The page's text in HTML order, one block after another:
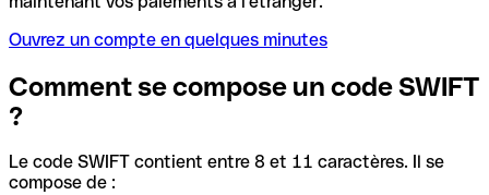
Ouvrez un compte en quelques minutes
Comment se compose un code SWIFT
?
Le code SWIFT contient entre 8 et 11 caractères. Il se
compose de :